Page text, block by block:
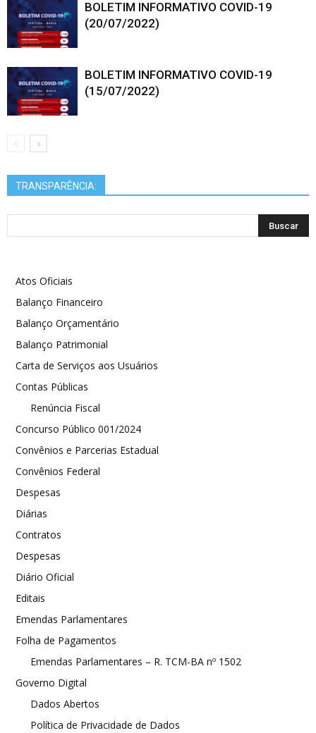
BOLETIM INFORMATIVO COVID-19
(20/07/2022)
BOLETIM INFORMATIVO COVID-19
(15/07/2022)
TRANSPARÊNCIA:
Atos Oficiais
Balanço Financeiro
Balanço Orçamentário
Balanço Patrimonial
Carta de Serviços aos Usuários
Contas Públicas
Renúncia Fiscal
Concurso Público 001/2024
Convênios e Parcerias Estadual
Convênios Federal
Despesas
Diárias
Contratos
Despesas
Diário Oficial
Editais
Emendas Parlamentares
Folha de Pagamentos
Emendas Parlamentares – R. TCM-BA nº 1502
Governo Digital
Dados Abertos
Política de Privacidade de Dados